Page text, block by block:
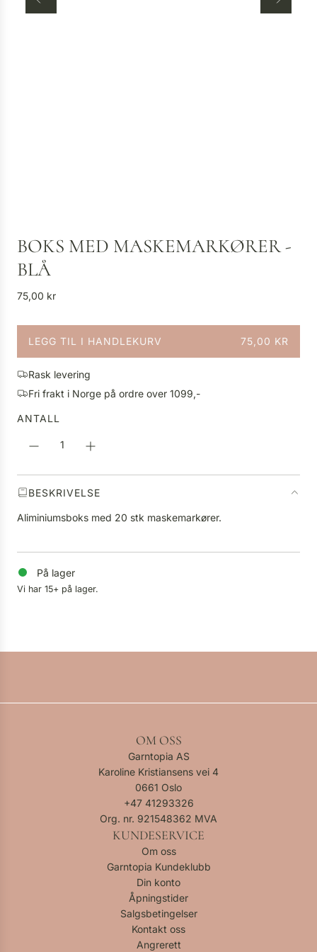
BOKS MED MASKEMARKØRER -
BLÅ
V
n
i
g
p
i
75,00 kr
LEGG TIL I HANDLEKURV 75,00 KR
L
S
T
R
.
Rask levering
Fri frakt i Norge på ordre over 1099,-
ANTALL
BESKRIVELSE
Aliminiumsboks med 20 stk maskemarkører.
På lager
Vi har 15+ på lager.
OM OSS
Garntopia AS
Karoline Kristiansens vei 4
0661 Oslo
+47 41293326
Org. nr. 921548362 MVA
KUNDESERVICE
Om oss
Garntopia Kundeklubb
Din konto
Åpningstider
Salgsbetingelser
Kontakt oss
Angrerett